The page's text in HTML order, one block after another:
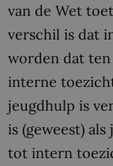
van de Wet
verschil is dat
worden dat ten
interne
jeugdhulp is
is (geweest)
tot intern